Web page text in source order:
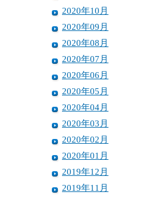
2020年10月
2020年09月
2020年08月
2020年07月
2020年06月
2020年05月
2020年04月
2020年03月
2020年02月
2020年01月
2019年12月
2019年11月